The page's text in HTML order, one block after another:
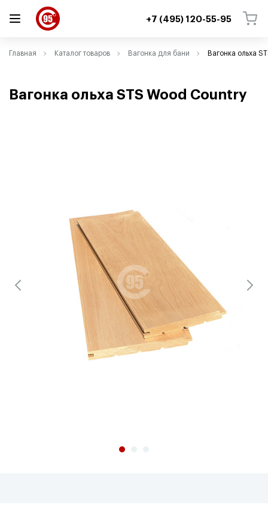
+7 (495) 120-55-95
Главная Каталог товаров Вагонка для бани Вагонка ольха
Вагонка ольха STS Wood Country
ВЕРНУТЬСЯ
ВЕРНУТЬСЯ